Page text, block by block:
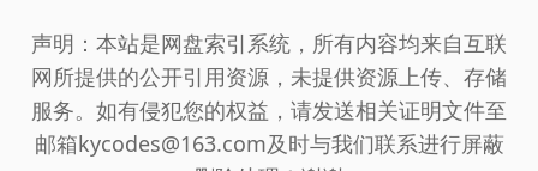
声明：本站是网盘索引系统，所有内容均来自互联
网所提供的公开引用资源，未提供资源上传、存储
服务。如有侵犯您的权益，请发送相关证明文件至
邮箱kycodes@163.com及时与我们联系进行屏蔽